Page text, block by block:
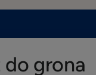
do grona